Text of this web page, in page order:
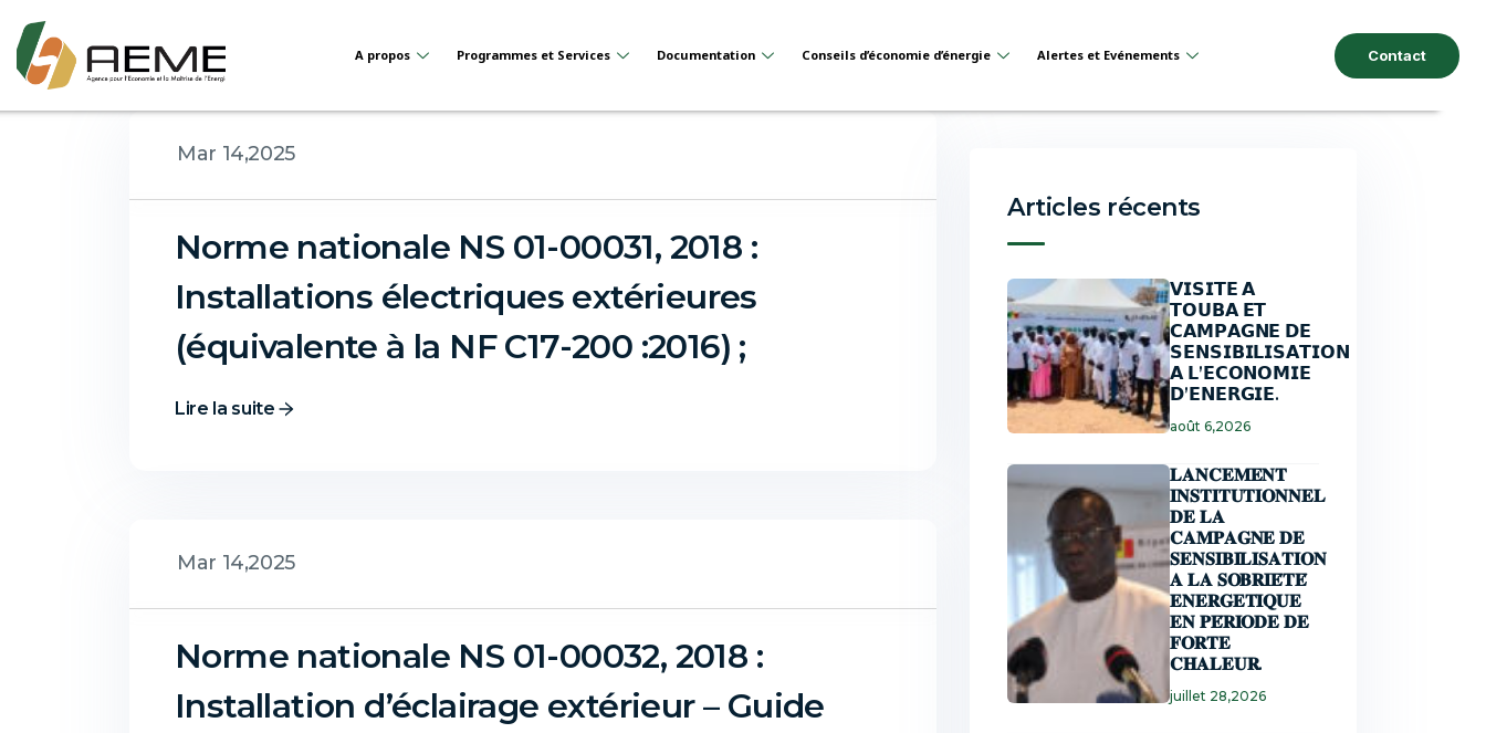
A propos Programmes et Services Documentation Conseils d’économie d’énergie Alertes et Evénements Contact
Mar 14,2025
Norme nationale NS 01-00031, 2018 :
Installations électriques extérieures
(équivalente à la NF C17-200 :2016) ;
Lire la suite
Mar 14,2025
Norme nationale NS 01-00032, 2018 :
Installation d’éclairage extérieur – Guide
Articles récents
𝗩𝗜𝗦𝗜𝗧𝗘 𝗔
𝗧𝗢𝗨𝗕𝗔 𝗘𝗧
𝗖𝗔𝗠𝗣𝗔𝗚𝗡𝗘 𝗗𝗘
𝗦𝗘𝗡𝗦𝗜𝗕𝗜𝗟𝗜𝗦𝗔𝗧𝗜𝗢𝗡
𝗔 𝗟’𝗘𝗖𝗢𝗡𝗢𝗠𝗜𝗘
𝗗’𝗘𝗡𝗘𝗥𝗚𝗜𝗘.
août 6,2026
𝐋𝐀𝐍𝐂𝐄𝐌𝐄𝐍𝐓
𝐈𝐍𝐒𝐓𝐈𝐓𝐔𝐓𝐈𝐎𝐍𝐍𝐄𝐋
𝐃𝐄 𝐋𝐀
𝐂𝐀𝐌𝐏𝐀𝐆𝐍𝐄 𝐃𝐄
𝐒𝐄𝐍𝐒𝐈𝐁𝐈𝐋𝐈𝐒𝐀𝐓𝐈𝐎𝐍
𝐀 𝐋𝐀 𝐒𝐎𝐁𝐑𝐈𝐄́𝐓𝐄́
𝐄𝐍𝐄𝐑𝐆𝐄𝐓𝐈𝐐𝐔𝐄
𝐄𝐍 𝐏𝐄́𝐑𝐈𝐎𝐃𝐄 𝐃𝐄
𝐅𝐎𝐑𝐓𝐄
𝐂𝐇𝐀𝐋𝐄𝐔𝐑.
juillet 28,2026